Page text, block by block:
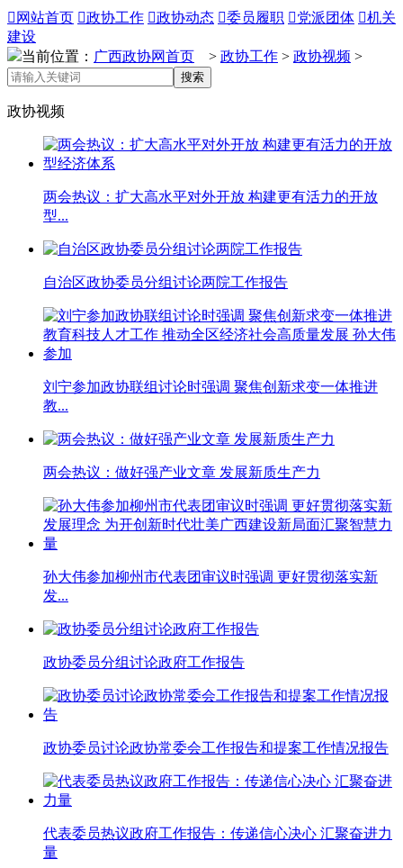
 网站首页 政协工作 政协动态 委员履职 党派团体 机关
建设
当前位置： 广西政协网首页 > 政协工作 > 政协视频 >
搜索
政协视频
两会热议：扩大高水平对外开放 构建更有活力的开放
型...
自治区政协委员分组讨论两院工作报告
刘宁参加政协联组讨论时强调 聚焦创新求变一体推进
教...
两会热议：做好强产业文章 发展新质生产力
孙大伟参加柳州市代表团审议时强调 更好贯彻落实新
发...
政协委员分组讨论政府工作报告
政协委员讨论政协常委会工作报告和提案工作情况报告
代表委员热议政府工作报告：传递信心决心 汇聚奋进力
量